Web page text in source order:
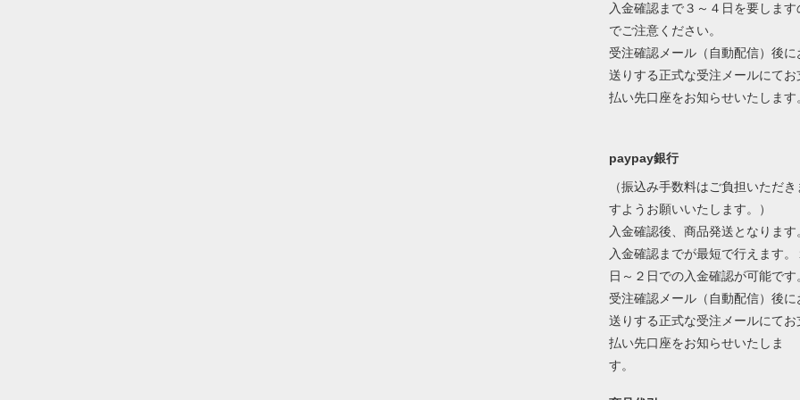
入金確認まで３～４日を要します
でご注意ください。
受注確認メール（自動配信）後に
送りする正式な受注メールにてお
払い先口座をお知らせいたします
paypay銀行
（振込み手数料はご負担いただき
すようお願いいたします。）
入金確認後、商品発送となります
入金確認までが最短で行えます。
日～２日での入金確認が可能です
受注確認メール（自動配信）後に
送りする正式な受注メールにてお
払い先口座をお知らせいたしま
す。